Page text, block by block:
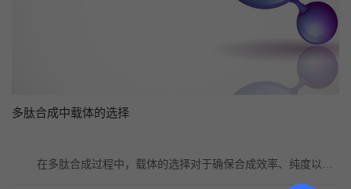
多肽合成中载体的选择
	在多肽合成过程中，载体的选择对于确保合成效率、纯度以及